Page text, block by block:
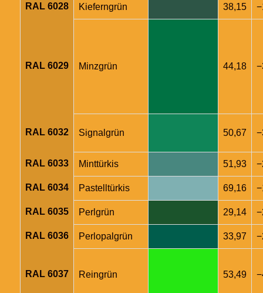
RAL 6028 Kieferngrün 38,15
RAL 6029 Minzgrün 44,18
RAL 6032 Signalgrün 50,67
RAL 6033 Minttürkis 51,93
RAL 6034 Pastelltürkis 69,16
RAL 6035 Perlgrün 29,14
RAL 6036 Perlopalgrün 33,97
RAL 6037 Reingrün 53,49